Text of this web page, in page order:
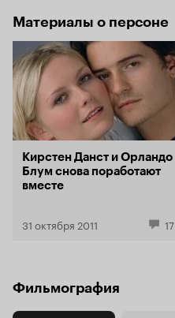
Материалы о персоне
Кирстен Данст и Орландо
Блум снова поработают
вместе
31 октября 2011 17
Фильмография